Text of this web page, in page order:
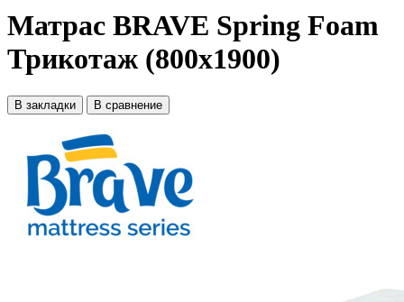
Матрас BRAVE Spring Foam
Трикотаж (800x1900)
В закладки В сравнение